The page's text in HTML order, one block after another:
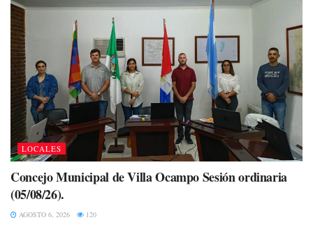
LOCALES
Concejo Municipal de Villa Ocampo Sesión ordinaria
(05/08/26).
AGOSTO 6, 2026 120